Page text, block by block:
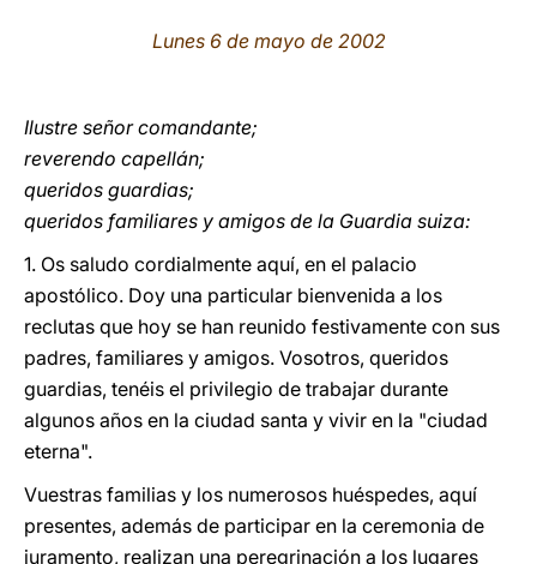
Lunes 6 de mayo de 2002
Ilustre señor comandante;
reverendo capellán;
queridos guardias;
queridos familiares y amigos de la Guardia suiza:
1. Os saludo cordialmente aquí, en el palacio
apostólico. Doy una particular bienvenida a los
reclutas que hoy se han reunido festivamente con sus
padres, familiares y amigos. Vosotros, queridos
guardias, tenéis el privilegio de trabajar durante
algunos años en la ciudad santa y vivir en la "ciudad
eterna".
Vuestras familias y los numerosos huéspedes, aquí
presentes, además de participar en la ceremonia de
juramento, realizan una peregrinación a los lugares